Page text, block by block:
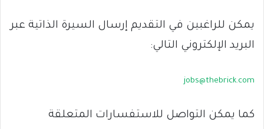
يمكن للراغبين في التقديم إرسال السيرة الذاتية عبر
البريد الإلكتروني التالي:
jobs@thebrick.com
كما يمكن التواصل للاستفسارات المتعلقة